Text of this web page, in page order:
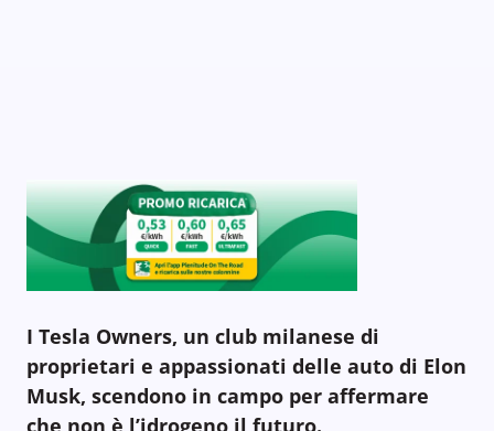
I Tesla Owners, un club milanese di
proprietari e appassionati delle auto di Elon
Musk, scendono in campo per affermare
che non è l’idrogeno il futuro.